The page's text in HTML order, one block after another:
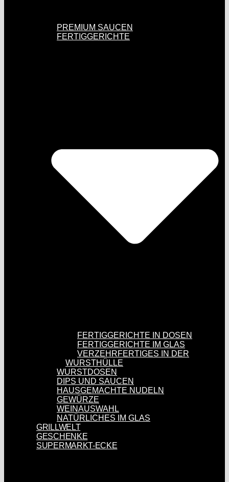
PREMIUM SAUCEN
FERTIGGERICHTE
FERTIGGERICHTE IN DOSEN
FERTIGGERICHTE IM GLAS
VERZEHRFERTIGES IN DER
WURSTHÜLLE
WURSTDOSEN
DIPS UND SAUCEN
HAUSGEMACHTE NUDELN
GEWÜRZE
WEINAUSWAHL
NATÜRLICHES IM GLAS
GRILLWELT
GESCHENKE
SUPERMARKT-ECKE